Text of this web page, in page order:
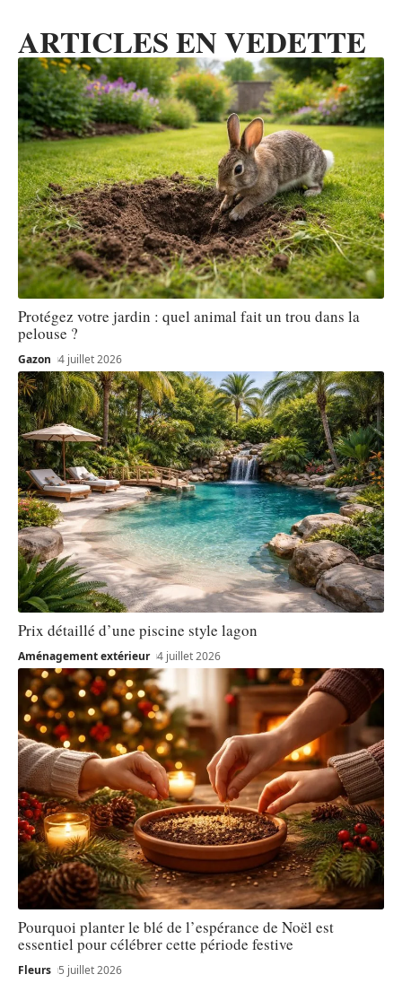
ARTICLES EN VEDETTE
Protégez votre jardin : quel animal fait un trou dans la
pelouse ?
Gazon 4 juillet 2026
Prix détaillé d’une piscine style lagon
Aménagement extérieur 4 juillet 2026
Pourquoi planter le blé de l’espérance de Noël est
essentiel pour célébrer cette période festive
Fleurs 5 juillet 2026